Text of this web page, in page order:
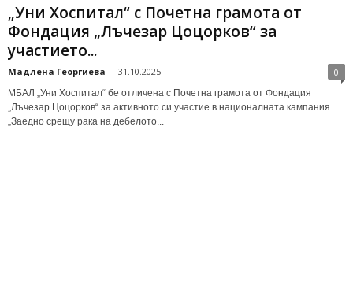
„Уни Хоспитал“ с Почетна грамота от
Фондация „Лъчезар Цоцорков“ за
участието...
Мадлена Георгиева - 31.10.2025 0
МБАЛ „Уни Хоспитал“ бе отличена с Почетна грамота от Фондация
„Лъчезар Цоцорков“ за активното си участие в националната кампания
„Заедно срещу рака на дебелото...